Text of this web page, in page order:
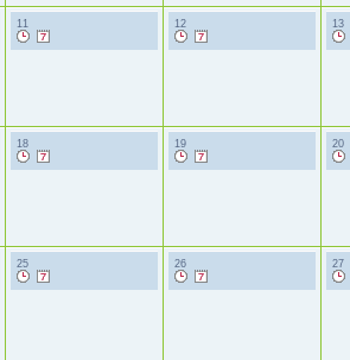
11 12 13
18 19 20
25 26 27